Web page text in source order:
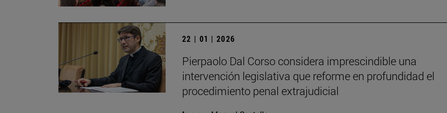
22 | 01 | 2026
Pierpaolo Dal Corso considera imprescindible una
intervención legislativa que reforme en profundidad el
procedimiento penal extrajudicial